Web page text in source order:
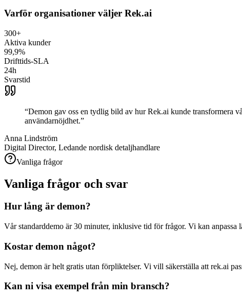
Varför organisationer väljer Rek.ai
300+
Aktiva kunder
99,9%
Drifttids-SLA
24h
Svarstid
“Demon gav oss en tydlig bild av hur Rek.ai kunde transformera
användarnöjdhet.”
Anna Lindström
Digital Director, Ledande nordisk detaljhandlare
Vanliga frågor
Vanliga frågor och svar
Hur lång är demon?
Vår standarddemo är 30 minuter, inklusive tid för frågor. Vi kan
Kostar demon något?
Nej, demon är helt gratis utan förpliktelser. Vi vill säkerställa att rek.ai
Kan ni visa exempel från min bransch?